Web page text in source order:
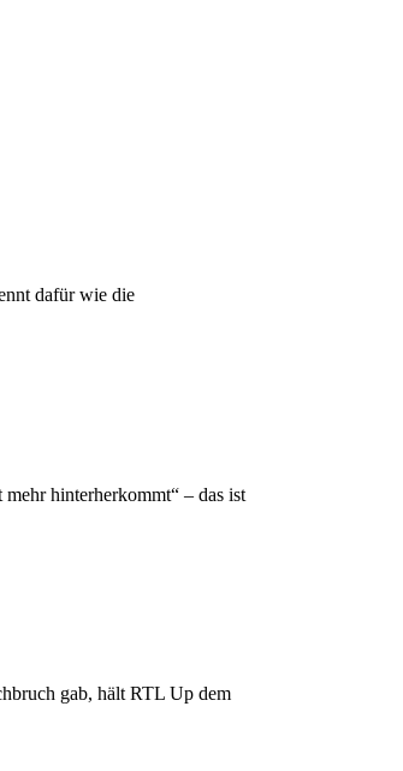
dafür wie die
hinterherkommt“ – das ist
gab, hält RTL Up dem